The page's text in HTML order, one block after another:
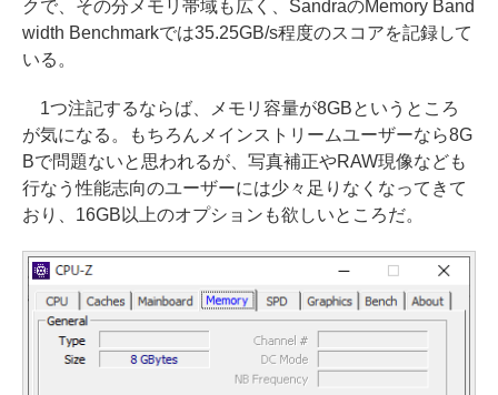
クで、その分メモリ帯域も広く、SandraのMemory Band
width Benchmarkでは35.25GB/s程度のスコアを記録して
いる。
1つ注記するならば、メモリ容量が8GBというところ
が気になる。もちろんメインストリームユーザーなら8G
Bで問題ないと思われるが、写真補正やRAW現像なども
行なう性能志向のユーザーには少々足りなくなってきて
おり、16GB以上のオプションも欲しいところだ。